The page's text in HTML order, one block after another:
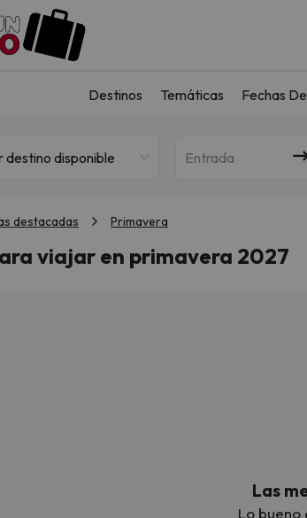
Destinos Temáticas Fechas
destino disponible Entrada
destacadas Primavera
viajar en primavera 2027
Las
Lo bueno